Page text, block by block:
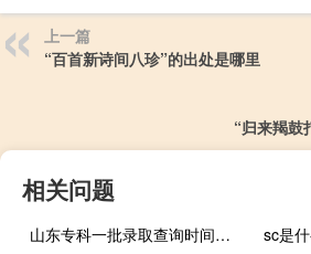
上一篇
“百首新诗间八珍”的出处是哪里
“归来羯鼓
相关问题
山东专科一批录取查询时间是什么时候？
sc是